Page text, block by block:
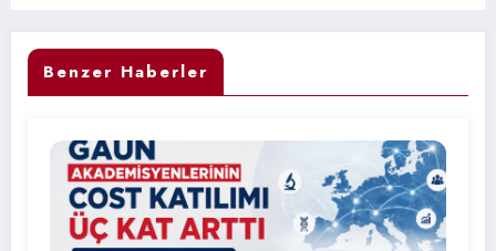
Benzer Haberler